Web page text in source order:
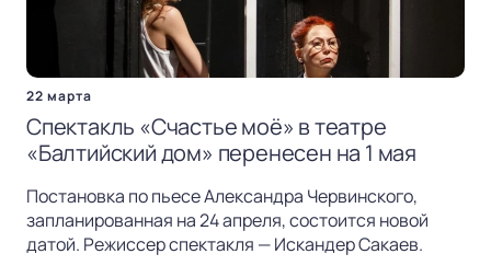
22 марта
Спектакль «Счастье моё» в театре
«Балтийский дом» перенесен на 1 мая
Постановка по пьесе Александра Червинского,
запланированная на 24 апреля, состоится новой
датой. Режиссер спектакля — Искандер Сакаев.